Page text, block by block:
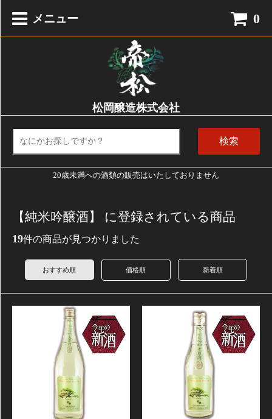
メニュー 0
松岡醸造株式会社
検索
20歳未満への酒類の販売はいたしておりません
【純米吟醸酒】 に登録されている商品
19件の商品が見つかりました
おすすめ順 価格順 新着順